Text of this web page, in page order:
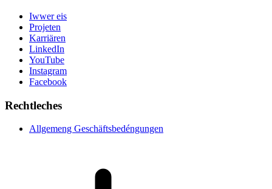
Iwwer eis
Projeten
Karriären
LinkedIn
YouTube
Instagram
Facebook
Rechtleches
Allgemeng Geschäftsbedéngungen